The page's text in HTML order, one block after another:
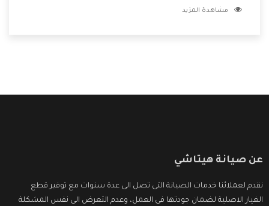
الشركة بها والتى تكون منها خدمة الصيانة التى تكون من أهم
مشاهدة المزيد
عن صيانة هيتاشي
نقدم لعملائنا خدمات الصيانة التى تصل الى عدة سنوات مع توفير قطع
الغيار الاصلية لضمان جودتها فى العمل، وعدم التعرض الى نفس المشكلة